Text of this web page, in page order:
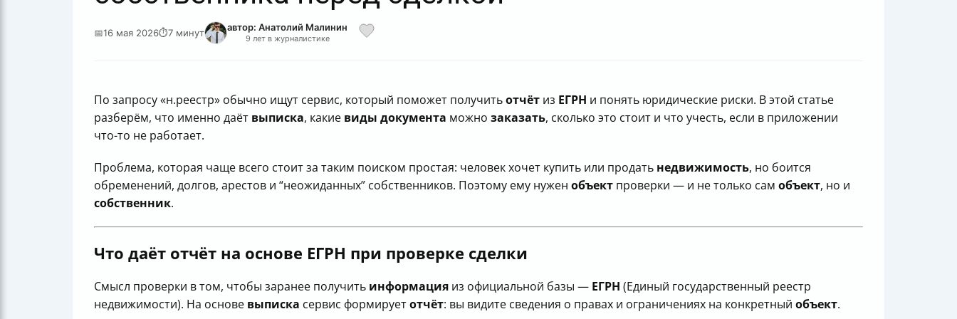
📅16 мая 2026⏱7 минут автор: Анатолий Малинин
9 лет в журналистике
По запросу «н.реестр» обычно ищут сервис, который поможет получитьотчёт из ЕГРН и понять юридические риски. В этой статье
разберём, что именно даёт выписка, какие виды документа можно заказать, сколько это стоит и что учесть, если в приложении
что-то не работает.
Проблема, которая чаще всего стоит за таким поиском простая: человек хочет купить или продать недвижимость, но боится
обременений, долгов, арестов и “неожиданных” собственников. Поэтому ему нужен объект проверки — и не только сам объект, но и
собственник.
Что даёт отчёт на основе ЕГРН при проверке сделки
Смысл проверки в том, чтобы заранее получить информация из официальной базы — ЕГРН (Единый государственный реестр
недвижимости). На основе выписка сервис формируетотчёт: вы видите сведения о правах и ограничениях на конкретный объект.